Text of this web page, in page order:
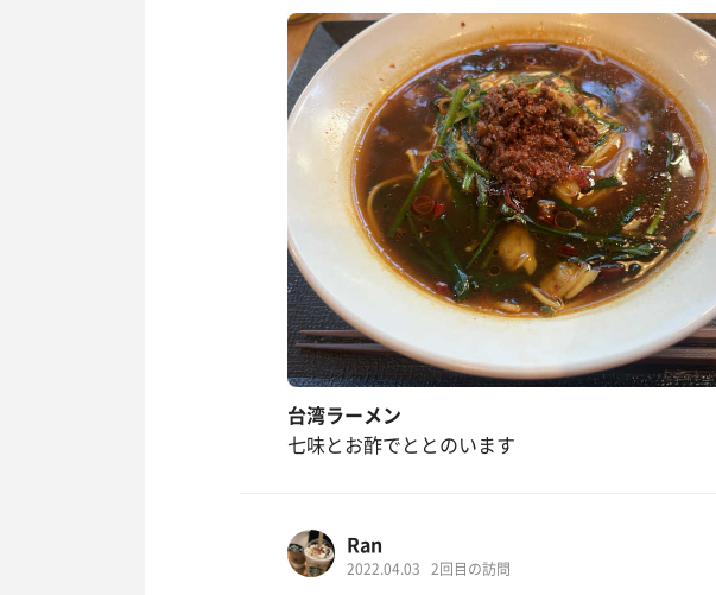
台湾ラーメン
七味とお酢でととのいます
Ran
2022.04.03 2回目の訪問